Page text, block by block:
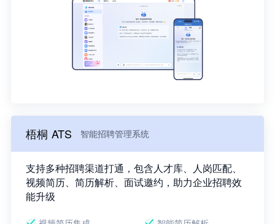
梧桐 ATS 智能招聘管理系统
支持多种招聘渠道打通，包含人才库、人岗匹配、
视频简历、简历解析、面试邀约，助力企业招聘效
能升级